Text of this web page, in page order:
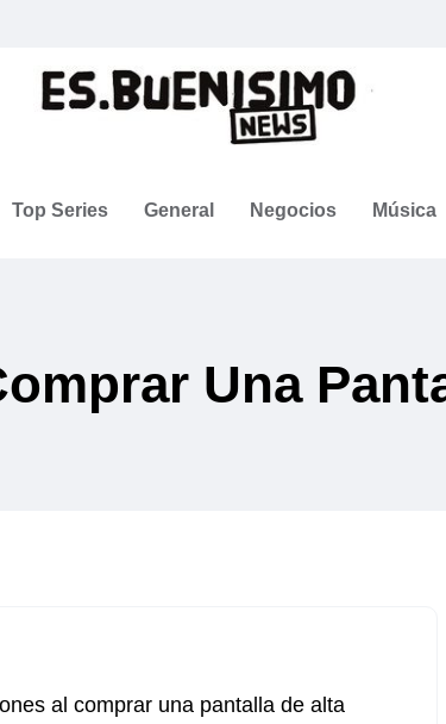
Top Series General Negocios Música
Una
al comprar una pantalla de alta